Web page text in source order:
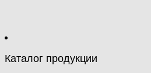
Каталог продукции